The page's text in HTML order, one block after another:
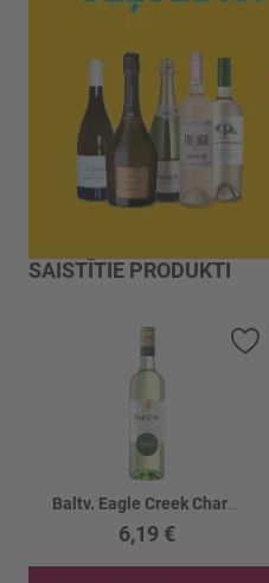
SAISTĪTIE PRODUKTI
6,19 €